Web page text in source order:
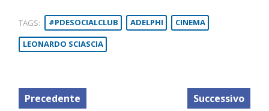
TAGS: #PDESOCIALCLUB ADELPHI
CINEMA
LEONARDO SCIASCIA
Precedente Successivo